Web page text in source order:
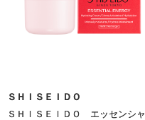
ＳＨＩＳＥＩＤＯ
ＳＨＩＳＥＩＤＯ エッセンシャ